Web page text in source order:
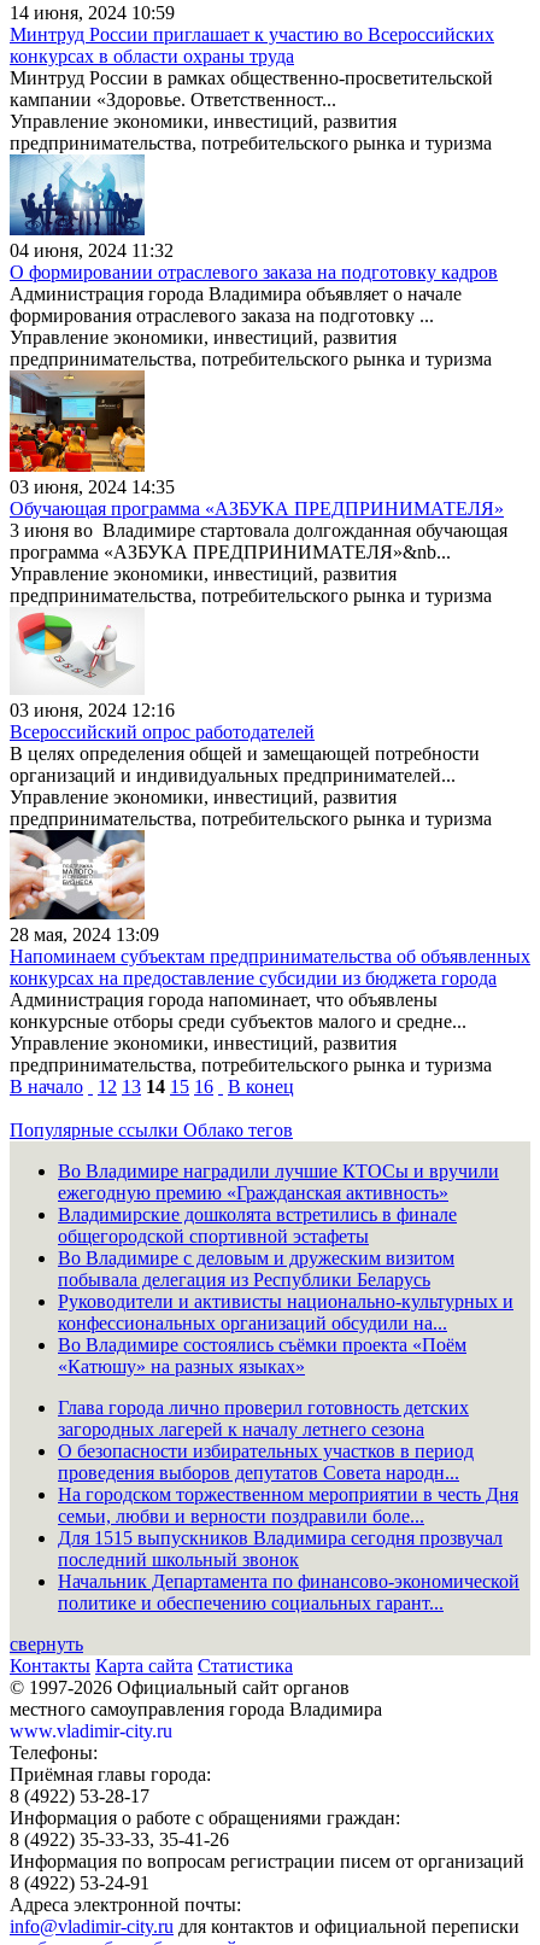
14 июня, 2024 10:59
Минтруд России приглашает к участию во Всероссийских
конкурсах в области охраны труда
Минтруд России в рамках общественно-просветительской
кампании «Здоровье. Ответственност...
Управление экономики, инвестиций, развития
предпринимательства, потребительского рынка и туризма
04 июня, 2024 11:32
О формировании отраслевого заказа на подготовку кадров
Администрация города Владимира объявляет о начале
формирования отраслевого заказа на подготовку ...
Управление экономики, инвестиций, развития
предпринимательства, потребительского рынка и туризма
03 июня, 2024 14:35
Обучающая программа «АЗБУКА ПРЕДПРИНИМАТЕЛЯ»
3 июня во Владимире стартовала долгожданная обучающая
программа «АЗБУКА ПРЕДПРИНИМАТЕЛЯ»&nb...
Управление экономики, инвестиций, развития
предпринимательства, потребительского рынка и туризма
03 июня, 2024 12:16
Всероссийский опрос работодателей
В целях определения общей и замещающей потребности
организаций и индивидуальных предпринимателей...
Управление экономики, инвестиций, развития
предпринимательства, потребительского рынка и туризма
28 мая, 2024 13:09
Напоминаем субъектам предпринимательства об объявленных
конкурсах на предоставление субсидии из бюджета города
Администрация города напоминает, что объявлены
конкурсные отборы среди субъектов малого и средне...
Управление экономики, инвестиций, развития
предпринимательства, потребительского рынка и туризма
В начало
12 13 14 15 16 В конец
Популярные ссылки Облако тегов
Во Владимире наградили лучшие КТОСы и вручили
ежегодную премию «Гражданская активность»
Владимирские дошколята встретились в финале
общегородской спортивной эстафеты
Во Владимире с деловым и дружеским визитом
побывала делегация из Республики Беларусь
Руководители и активисты национально-культурных и
конфессиональных организаций обсудили на...
Во Владимире состоялись съёмки проекта «Поём
«Катюшу» на разных языках»
Глава города лично проверил готовность детских
загородных лагерей к началу летнего сезона
О безопасности избирательных участков в период
проведения выборов депутатов Совета народн...
На городском торжественном мероприятии в честь Дня
семьи, любви и верности поздравили боле...
Для 1515 выпускников Владимира сегодня прозвучал
последний школьный звонок
Начальник Департамента по финансово-экономической
политике и обеспечению социальных гарант...
свернуть
Контакты Карта сайта Статистика
© 1997-2026 Официальный сайт органов
местного самоуправления города Владимира
www.vladimir-city.ru
Телефоны:
Приёмная главы города:
8 (4922) 53-28-17
Информация о работе с обращениями граждан:
8 (4922) 35-33-33, 35-41-26
Информация по вопросам регистрации писем от организаций
8 (4922) 53-24-91
Адреса электронной почты:
info@vladimir-city.ru для контактов и официальной переписки